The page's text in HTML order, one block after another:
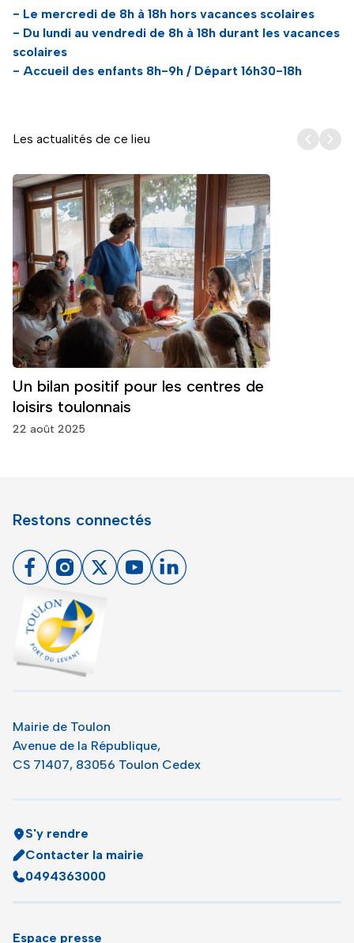
- Le mercredi de 8h à 18h hors vacances scolaires
- Du lundi au vendredi de 8h à 18h durant les vacances
scolaires
- Accueil des enfants 8h-9h / Départ 16h30-18h
Les actualités de ce lieu
Un bilan positif pour les centres de
loisirs toulonnais
22 août 2025
Restons connectés
FacebookInstagram
X YoutubeLinkedin
Mairie de Toulon
Avenue de la République,
CS 71407, 83056 Toulon Cedex
S'y rendre
Contacter la mairie
0494363000
Espace presse